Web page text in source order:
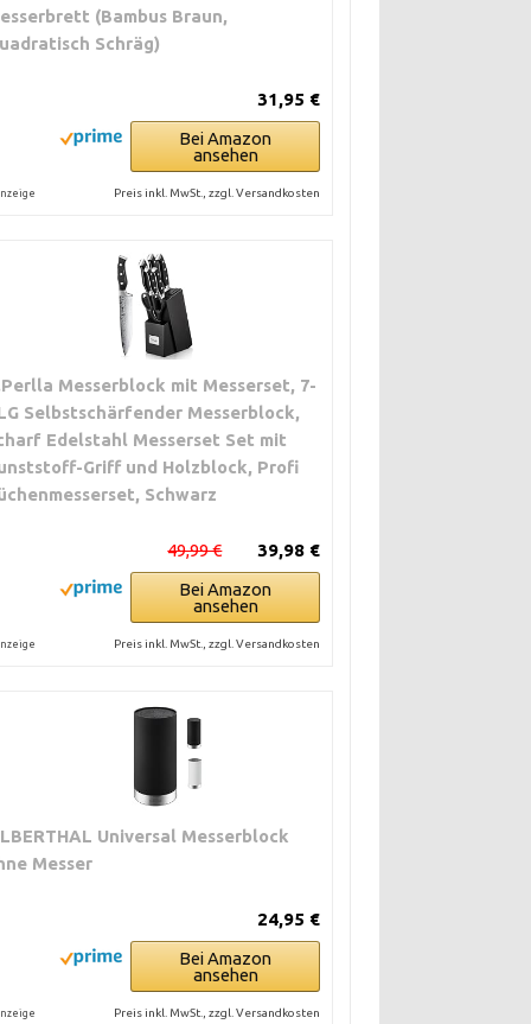
(Bambus Braun,
Schräg)
31,95 €
Bei Amazon
ansehen
Preis inkl. MwSt., zzgl. Versandkosten
Messerblock mit Messerset, 7-
Selbstschärfender Messerblock,
Edelstahl Messerset Set mit
Griff und Holzblock, Profi
Schwarz
39,98 €
49,99 €
Bei Amazon
ansehen
Preis inkl. MwSt., zzgl. Versandkosten
Universal Messerblock
Messer
24,95 €
Bei Amazon
ansehen
Preis inkl. MwSt., zzgl. Versandkosten